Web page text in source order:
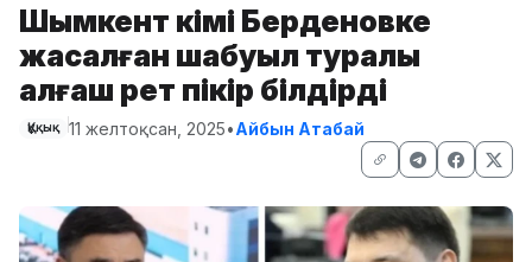
Шымкент әкімі Берденовке
жасалған шабуыл туралы
алғаш рет пікір білдірді
Құқық 11 желтоқсан, 2025•Айбын Атабай